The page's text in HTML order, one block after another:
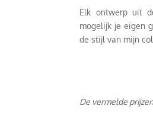
Elk ontwerp uit
mogelijk je eigen
de stijl van mijn
De vermelde